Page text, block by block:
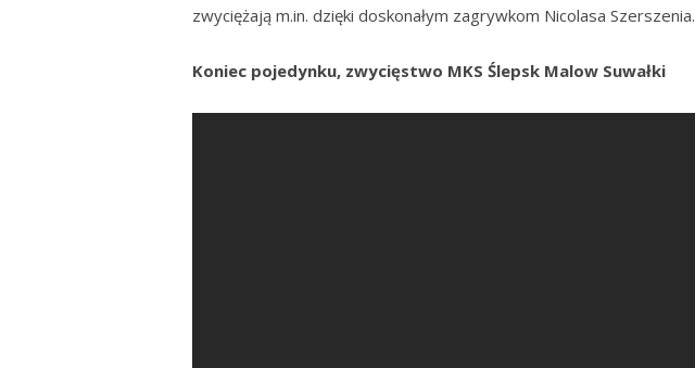
zwyciężają m.in. dzięki doskonałym zagrywkom Nicolasa Szerszenia.
Koniec pojedynku, zwycięstwo MKS Ślepsk Malow Suwałki